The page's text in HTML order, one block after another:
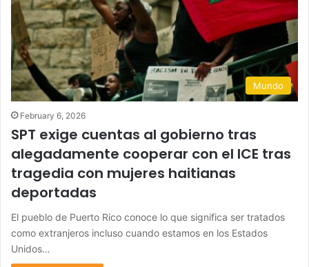
Mundo
February 6, 2026
SPT exige cuentas al gobierno tras
alegadamente cooperar con el ICE tras
tragedia con mujeres haitianas
deportadas
El pueblo de Puerto Rico conoce lo que significa ser tratados
como extranjeros incluso cuando estamos en los Estados
Unidos…